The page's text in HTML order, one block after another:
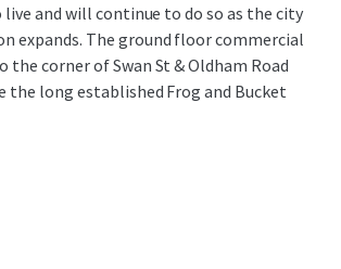
and will continue to do so as the city
expands. The ground floor commercial
corner of Swan St & Oldham Road
the long established Frog and Bucket